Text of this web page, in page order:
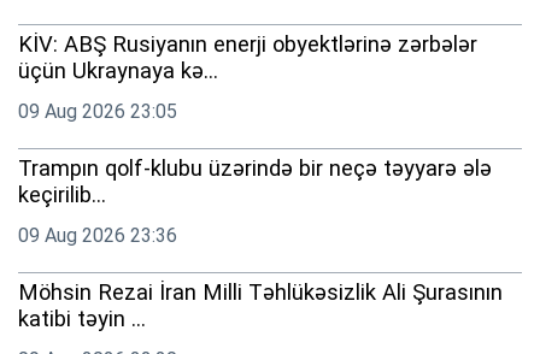
KİV: ABŞ Rusiyanın enerji obyektlərinə zərbələr
üçün Ukraynaya kə...
09 Aug 2026 23:05
Trampın qolf-klubu üzərində bir neçə təyyarə ələ
keçirilib...
09 Aug 2026 23:36
Möhsin Rezai İran Milli Təhlükəsizlik Ali Şurasının
katibi təyin ...